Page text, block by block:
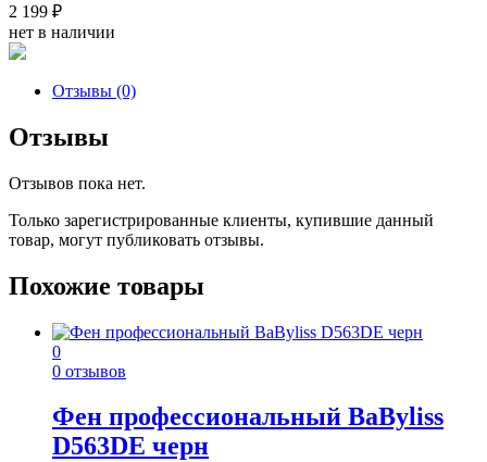
2 199 ₽
нет в наличии
Отзывы (0)
Отзывы
Отзывов пока нет.
Только зарегистрированные клиенты, купившие данный
товар, могут публиковать отзывы.
Похожие товары
0
0 отзывов
Фен профессиональный BaByliss
D563DE черн